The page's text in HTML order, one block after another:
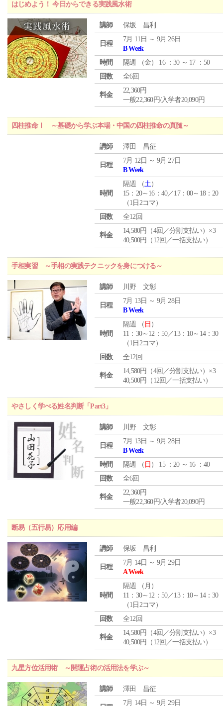
はじめよう！ 今日からできる実践風水術
講師 保坂 昌利
日程
7月 11日 ～ 9月 26日
B Week
時間
隔週 （金） 16 ：30 ～ 17 ：50
回数
全6回
料金
22,360円
一般22,360円/入学者20,090円
四柱推命Ⅰ ～基礎から学ぶ本場・中国の四柱推命の真髄～
講師 澤田 昌征
日程
7月 12日 ～ 9月 27日
B Week
時間
隔週 （土）
15：20～16：40／17：00～18：20
（1日2コマ）
回数
全12回
料金
14,580円（4回／分割支払い）×3
40,500円（12回／一括支払い）
手相実習 ～手相の実践テクニックを身につける～
講師 川野 文彰
日程
7月 13日 ～ 9月 28日
B Week
時間
隔週 （ 日 ）
11：30～12：50／13：10～14：30
（1日2コマ）
回数
全12回
料金
14,580円（4回／分割支払い）×3
40,500円（12回／一括支払い）
やさしく学べる姓名判断「Part3」
講師 川野 文彰
日程
7月 13日 ～ 9月 28日
B Week
時間
隔週 （ 日 ） 15 ：20 ～ 16 ：40
回数
全6回
料金
22,360円
一般22,360円/入学者20,090円
断易（五行易）応用編
講師 保坂 昌利
日程
7月 14日 ～ 9月 29日
A Week
時間
隔週 （ 月 ）
11：30～12：50／13：10～14：30
（1日2コマ）
回数
全12回
料金
14,580円（4回／分割支払い）×3
40,500円（12回／一括支払い）
九星方位活用術 ～開運占術の活用法を学ぶ～
講師 澤田 昌征
7月 14日 ～ 9月 29日